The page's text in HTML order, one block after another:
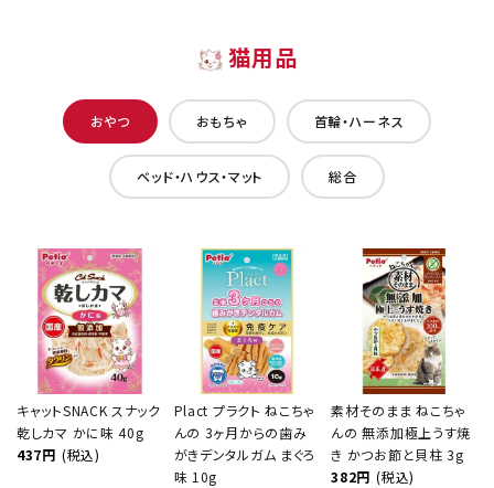
猫用品
おやつ おもちゃ 首輪・ハーネス
ベッド・ハウス・マット 総合
キャットSNACK スナック
乾しカマ かに味 40g
437円 (税込)
Plact プラクト ねこちゃ
んの 3ヶ月からの歯み
がきデンタルガム まぐろ
味 10g
素材そのまま ねこちゃ
んの 無添加極上うす焼
き かつお節と貝柱 3g
382円 (税込)